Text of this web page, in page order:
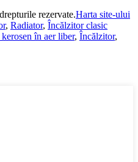
rezervate.Harta site-ului
, Radiator, Încălzitor clasic
în aer liber, Încălzitor,